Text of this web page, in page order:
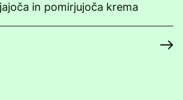
in pomirjujoča krema